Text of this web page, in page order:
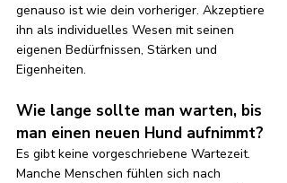
genauso ist wie dein vorheriger. Akzeptiere
ihn als individuelles Wesen mit seinen
eigenen Bedürfnissen, Stärken und
Eigenheiten.
Wie lange sollte man warten, bis
man einen neuen Hund aufnimmt?
Es gibt keine vorgeschriebene Wartezeit.
Manche Menschen fühlen sich nach